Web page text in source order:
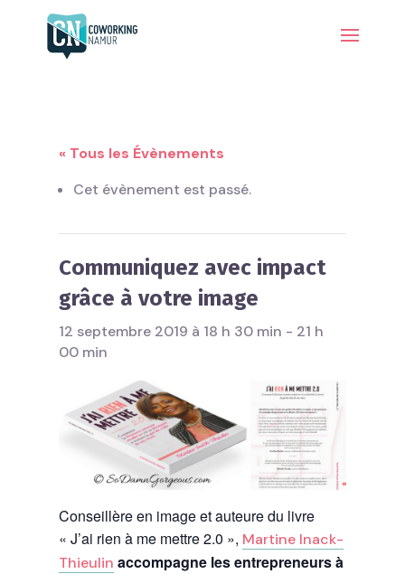
« Tous les Évènements
Cet évènement est passé.
Communiquez avec impact
grâce à votre image
12 septembre 2019 à 18 h 30 min - 21 h
00 min
Conseillère en image et auteure du livre
« J’ai rien à me mettre 2.0 », Martine Inack-
Thieulin accompagne les entrepreneurs à